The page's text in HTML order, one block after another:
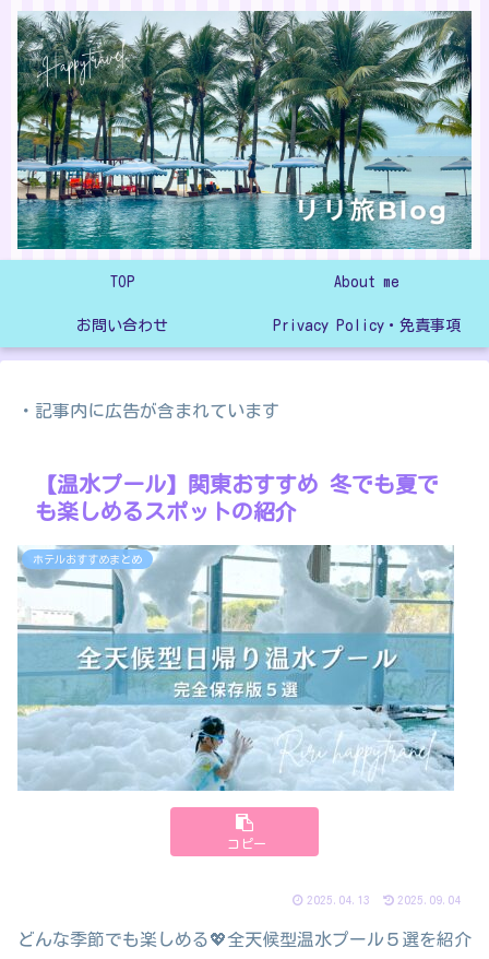
TOP About me
お問い合わせ Privacy Policy・免責事項
・記事内に広告が含まれています
【温水プール】関東おすすめ 冬でも夏で
も楽しめるスポットの紹介
ホテルおすすめまとめ
コピー
2025.04.13 2025.09.04
どんな季節でも楽しめる💖全天候型温水プール５選を紹介